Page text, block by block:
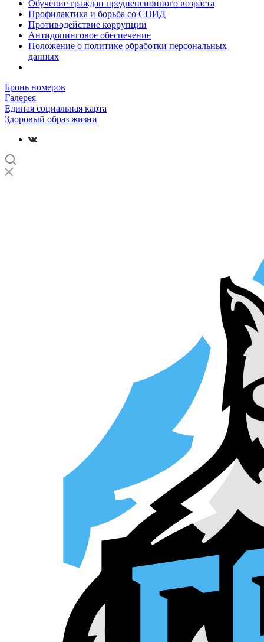
Обучение граждан предпенсионного возраста
Профилактика и борьба со СПИД
Противодействие коррупции
Антидопинговое обеспечение
Положение о политике обработки персональных
данных
Бронь номеров
Галерея
Единая социальная карта
Здоровый образ жизни